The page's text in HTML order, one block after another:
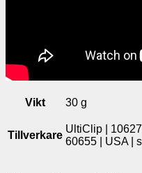
Vikt 30 g
Tillverkare
UltiClip |
60655 | USA |